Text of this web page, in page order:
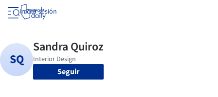
Iniciar sesión
Seguir